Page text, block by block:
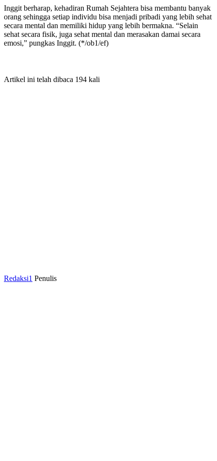
Inggit berharap, kehadiran Rumah Sejahtera bisa membantu banyak
orang sehingga setiap individu bisa menjadi pribadi yang lebih sehat
secara mental dan memiliki hidup yang lebih bermakna. “Selain
sehat secara fisik, juga sehat mental dan merasakan damai secara
emosi,” pungkas Inggit. (*/ob1/ef)
Artikel ini telah dibaca 194 kali
Redaksi1 Penulis